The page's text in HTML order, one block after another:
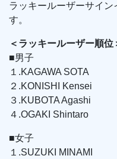
ラッキールーザーサイ
す。
＜ラッキールーザー順位
■男子
１.KAGAWA SOTA
２.KONISHI Kensei
３.KUBOTA Agashi
４.OGAKI Shintaro
■女子
１.SUZUKI MINAMI